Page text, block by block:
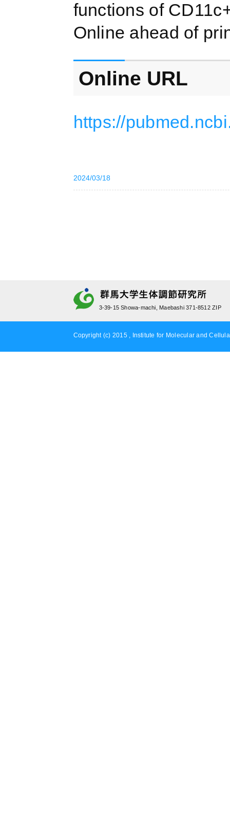
functions of
Online ahead of
Online URL
https://
2024/03/18
3-39-15 Showa-machi, Maebashi 371-8512 ZIP
Copyright (c) 2015 , Institute for Molecular and